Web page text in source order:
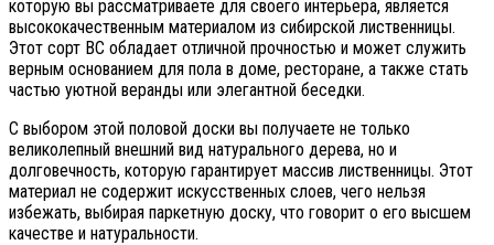
которую вы рассматриваете для своего интерьера, является
высококачественным материалом из сибирской лиственницы.
Этот сорт ВС обладает отличной прочностью и может служить
верным основанием для пола в доме, ресторане, а также стать
частью уютной веранды или элегантной беседки.
С выбором этой половой доски вы получаете не только
великолепный внешний вид натурального дерева, но и
долговечность, которую гарантирует массив лиственницы. Этот
материал не содержит искусственных слоев, чего нельзя
избежать, выбирая паркетную доску, что говорит о его высшем
качестве и натуральности.